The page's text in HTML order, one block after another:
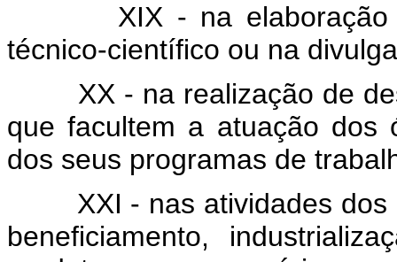
XIX - na
técnico-científico ou na
XX - na realização de
que facultem a atuação dos
dos seus programas de
XXI - nas atividades
beneficiamento,